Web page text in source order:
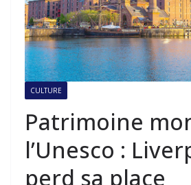
CULTURE
Patrimoine
l’Unesco :
perd sa place